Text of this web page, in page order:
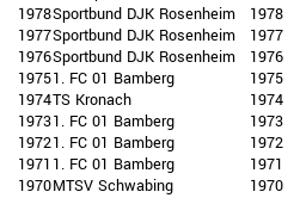
1978Sportbund DJK Rosenheim 1978
1977Sportbund DJK Rosenheim 1977
1976Sportbund DJK Rosenheim 1976
19751. FC 01 Bamberg 1975
1974TS Kronach 1974
19731. FC 01 Bamberg 1973
19721. FC 01 Bamberg 1972
1971 1. FC 01 Bamberg 1971
1970MTSV Schwabing 1970